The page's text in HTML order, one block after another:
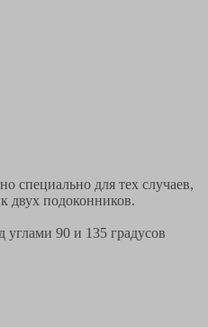
специально для тех случаев,
двух подоконников.
90 и 135 градусов